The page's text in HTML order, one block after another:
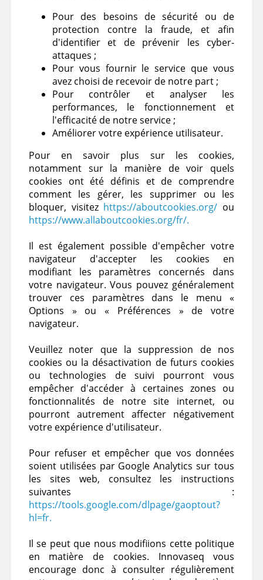
Pour des besoins de sécurité ou de
protection contre la fraude, et afin
d'identifier et de prévenir les cyber-
attaques ;
Pour vous fournir le service que vous
avez choisi de recevoir de notre part ;
Pour contrôler et analyser les
performances, le fonctionnement et
l'efficacité de notre service ;
Améliorer votre expérience utilisateur.
Pour en savoir plus sur les cookies,
notamment sur la manière de voir quels
cookies ont été définis et de comprendre
comment les gérer, les supprimer ou les
bloquer, visitez https://aboutcookies.org/ ou
https://www.allaboutcookies.org/fr/.
Il est également possible d'empêcher votre
navigateur d'accepter les cookies en
modifiant les paramètres concernés dans
votre navigateur. Vous pouvez généralement
trouver ces paramètres dans le menu «
Options » ou « Préférences » de votre
navigateur.
Veuillez noter que la suppression de nos
cookies ou la désactivation de futurs cookies
ou technologies de suivi pourront vous
empêcher d'accéder à certaines zones ou
fonctionnalités de notre site internet, ou
pourront autrement affecter négativement
votre expérience d'utilisateur.
Pour refuser et empêcher que vos données
soient utilisées par Google Analytics sur tous
les sites web, consultez les instructions
suivantes :
https://tools.google.com/dlpage/gaoptout?
hl=fr.
Il se peut que nous modifiions cette politique
en matière de cookies. Innovaseq vous
encourage donc à consulter régulièrement